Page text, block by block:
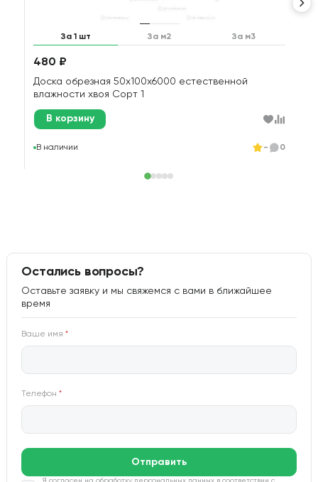
За 1 шт За м2 За м3
480 ₽
Доска обрезная 50х100х6000 естественной
влажности хвоя Сорт 1
В корзину
В наличии - 0
Остались вопросы?
Оставьте заявку и мы свяжемся с вами в ближайшее
время
Ваше имя*
Телефон*
Отправить
Я согласен наобработку персональных данных в соответствии с